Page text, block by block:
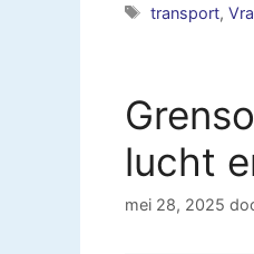
Tags
transport,
lucht
mei 28, 2025